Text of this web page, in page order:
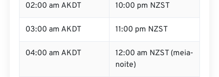
02:00 am AKDT 10:00 pm NZST
03:00 am AKDT 11:00 pm NZST
04:00 am AKDT
12:00 am NZST (meia-
noite)